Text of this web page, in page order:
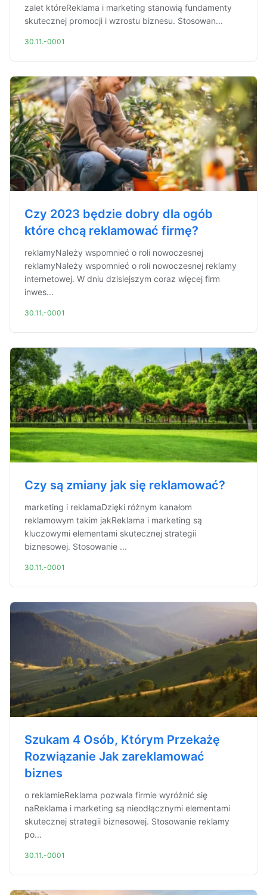
zalet któreReklama i marketing stanowią fundamenty
skutecznej promocji i wzrostu biznesu. Stosowan...
30.11.-0001
Czy 2023 będzie dobry dla ogób
które chcą reklamować firmę?
reklamyNależy wspomnieć o roli nowoczesnej
reklamyNależy wspomnieć o roli nowoczesnej reklamy
internetowej. W dniu dzisiejszym coraz więcej firm
inwes...
30.11.-0001
Czy są zmiany jak się reklamować?
marketing i reklamaDzięki różnym kanałom
reklamowym takim jakReklama i marketing są
kluczowymi elementami skutecznej strategii
biznesowej. Stosowanie ...
30.11.-0001
Szukam 4 Osób, Którym Przekażę
Rozwiązanie Jak zareklamować
biznes
o reklamieReklama pozwala firmie wyróżnić się
naReklama i marketing są nieodłącznymi elementami
skutecznej strategii biznesowej. Stosowanie reklamy
po...
30.11.-0001